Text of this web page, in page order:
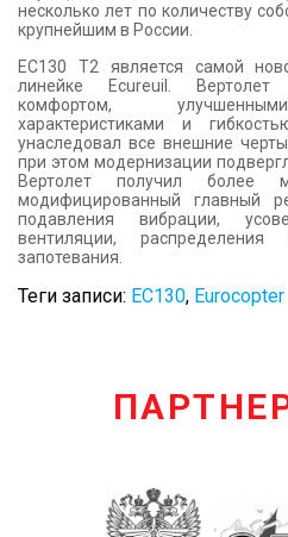
несколько лет по количеству
крупнейшим в России.
EC130 T2 является самой
линейке Ecureuil. Вертолет
комфортом,
характеристиками и
унаследовал все внешние
при этом модернизации
Вертолет получил
модифицированный главный
подавления вибрации,
вентиляции,
запотевания.
Теги записи: EC130, Eurocopter